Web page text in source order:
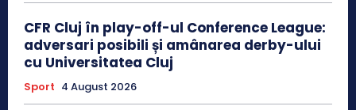
CFR Cluj în play-off-ul Conference League:
adversari posibili și amânarea derby-ului
cu Universitatea Cluj
Sport 4 August 2026